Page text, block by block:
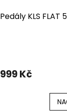
Pedály KLS FLAT
999 Kč